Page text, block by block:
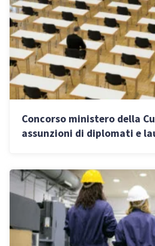
Concorso ministero della
assunzioni di diplomati e